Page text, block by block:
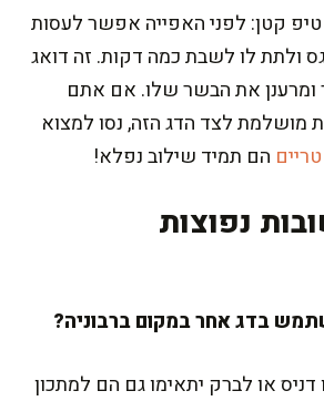
קטן: לפני האפייה אפשר לעסות
ולתת לו לשבת כמה דקות. זה דואג
ומרענן את הבשר שלו. אם אתם
לצד הדג הזה, נסו למצוא
הם תמיד שילוב נפלא!
נפוצות
דניס או לברק יתאימו גם הם למתכון